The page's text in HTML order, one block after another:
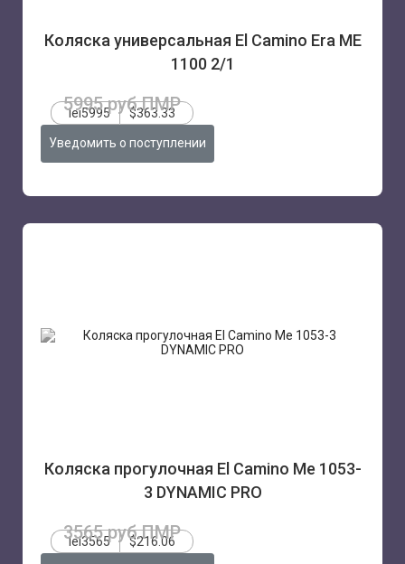
Коляска универсальная El Camino Era ME
1100 2/1
5995 руб.ПМР
lei5995 $363.33
Уведомить о поступлении
Коляска прогулочная El Camino Me 1053-
3 DYNAMIC PRO
3565 руб.ПМР
lei3565 $216.06